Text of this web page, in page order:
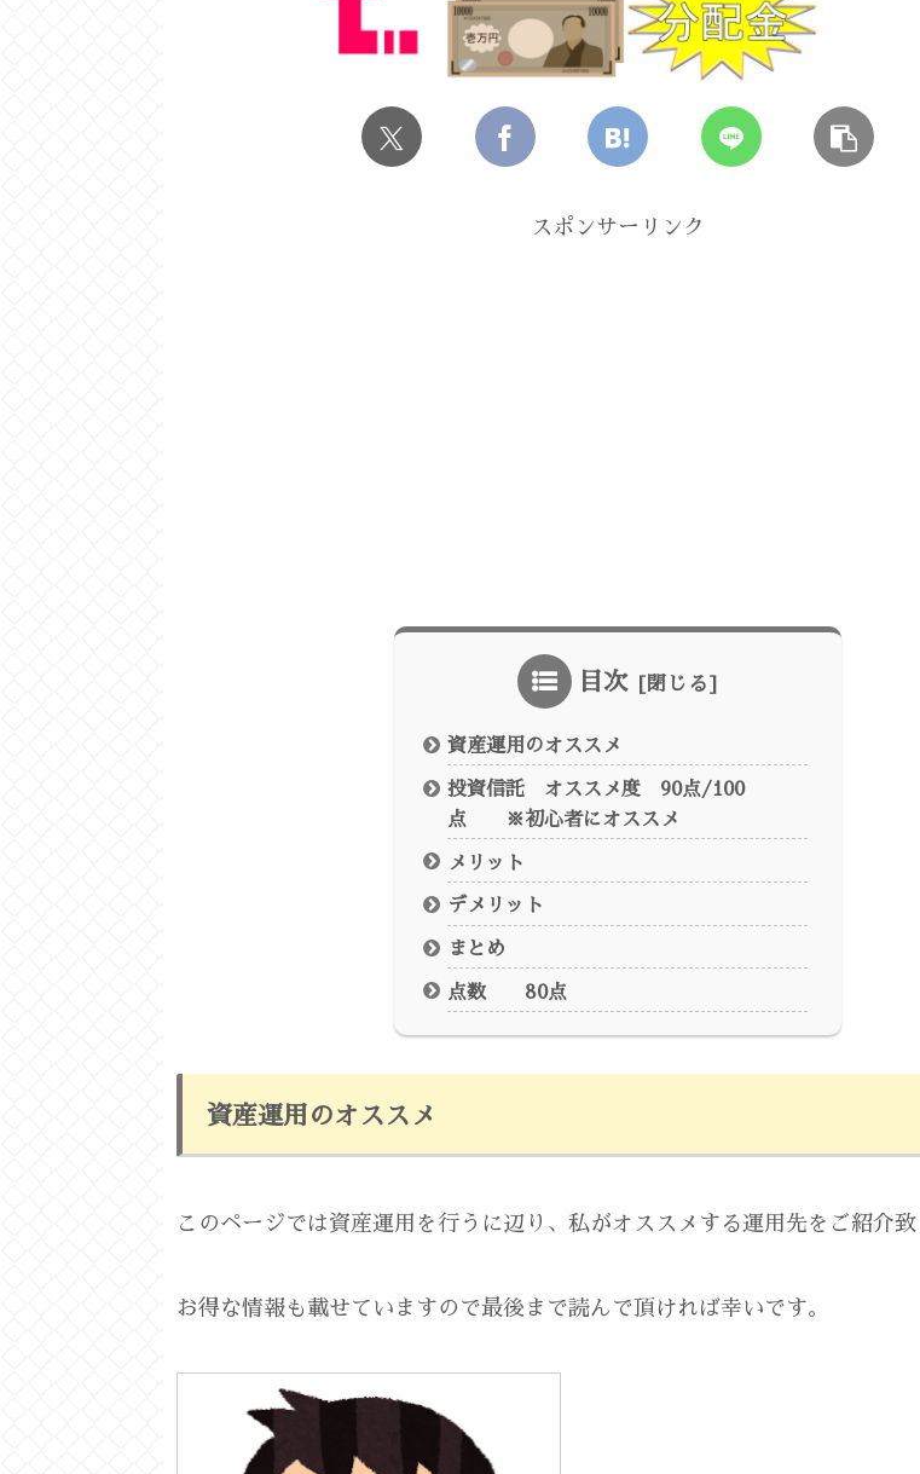
スポンサーリンク
目次
資産運用のオススメ
投資信託 オススメ度 90点/100
点 ※初心者にオススメ
メリット
デメリット
まとめ
点数 80点
資産運用のオススメ
このページでは資産運用を行うに辺り、私がオススメする運用先をご紹介致
お得な情報も載せていますので最後まで読んで頂ければ幸いです。